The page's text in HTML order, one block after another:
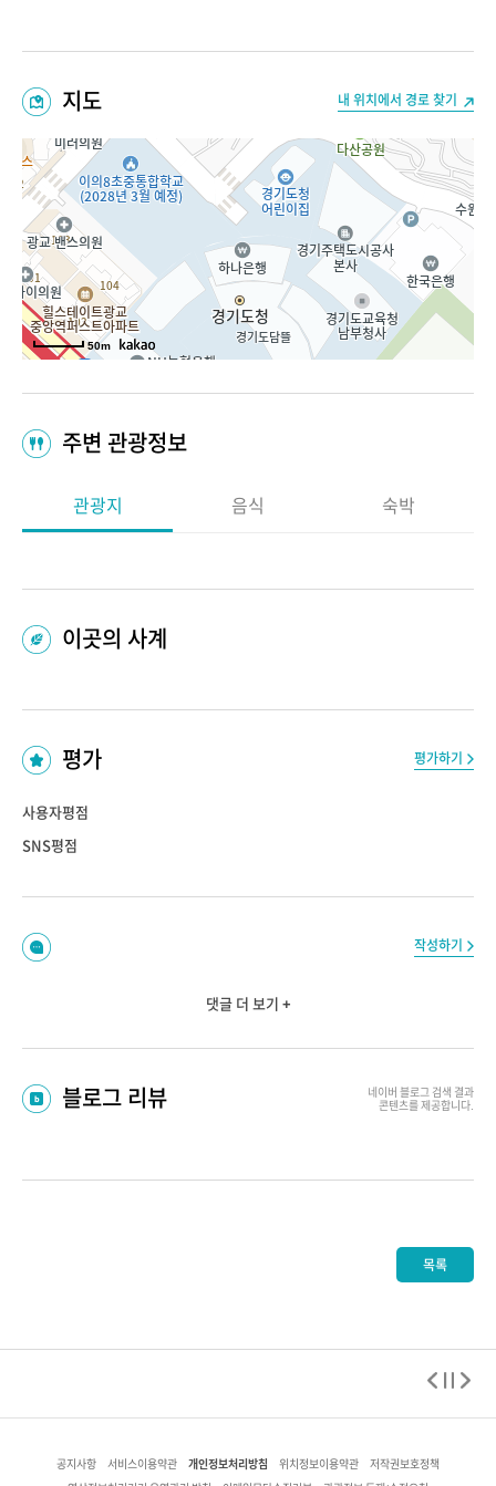
지도 내 위치에서 경로 찾기
50m
주변 관광정보
관광지 음식 숙박
이곳의 사계
평가 평가하기
사용자평점
SNS평점
작성하기
댓글 더 보기 +
블로그 리뷰 네이버 블로그 검색 결과
콘텐츠를 제공합니다.
목록
공지사항 서비스이용약관 개인정보처리방침 위치정보이용약관 저작권보호정책